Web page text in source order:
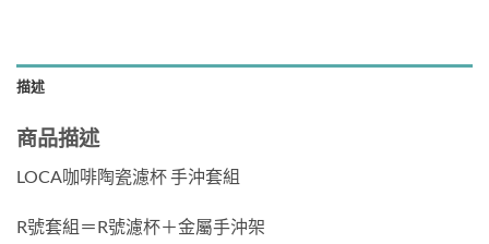
描述
商品描述
LOCA咖啡陶瓷濾杯 手沖套組
R號套組＝R號濾杯＋金屬手沖架